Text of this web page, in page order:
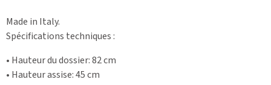
Made in Italy.
Spécifications techniques :
• Hauteur du dossier: 82 cm
• Hauteur assise: 45 cm